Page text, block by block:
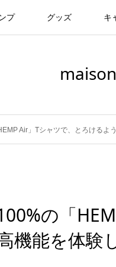
プ グッズ キ
maison
Air」Tシャツで、とろけるよ
の「
機能を体験